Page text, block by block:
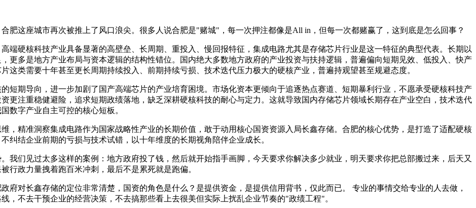
肥这座城市再次被推上了风口浪尖。很多人说合肥是"赌城"，每一次押注都像是All in，但每一次都赌赢了，这到底是怎么回事？
端硬核科技产业具备显著的高壁垒、长周期、重投入、慢回报特征，集成电路尤其是存储芯片行业是这一特征的典型代表。长期以
更多是地方产业布局与资本逻辑的结构性错位。国内绝大多数地方政府的产业投资与扶持逻辑，普遍偏向短期见效、低投入、快产
这类需要十年甚至更长周期持续投入、前期持续亏损、技术迭代压力极大的硬核产业，普遍持观望甚至规避态度。
短期导向，进一步加剧了国产高端芯片的产业培育困境。市场化资本更倾向于追逐热点赛道、短期暴利行业，不愿承受硬核科技产
更注重稳健避险，追求短期政绩落地，缺乏深耕硬核科技的耐心与定力。这就导致国内存储芯片领域长期存在产业空白，技术迭代
数字产业自主可控的核心短板。
，精准洞察集成电路作为国家战略性产业的长期价值，敢于动用核心国资资源入局长鑫存储。合肥的核心优势，是打造了适配硬核
纠结企业前期的亏损与技术试错，以十年维度的长期视角陪伴企业成长。
我们见过太多这样的案例：地方政府投了钱，然后就开始指手画脚，今天要求你解决多少就业，明天要求你把总部搬过来，后天又
行政力量拽着跑百米冲刺，最后不是累死就是跑偏。
府对长鑫存储的定位非常清楚，国资的角色是什么？是提供资金，是提供信用背书，仅此而已。 专业的事情交给专业的人去做，
，不去干预企业的经营决策，不去搞那些看上去很美但实际上扰乱企业节奏的"政绩工程"。